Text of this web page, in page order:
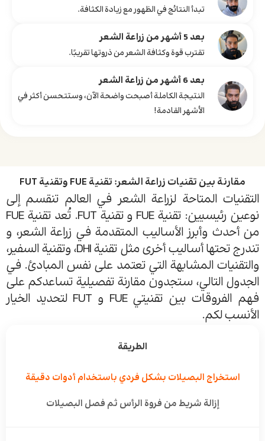
تبدأ النتائج في الظهور مع زيادة الكثافة.
بعد 5 أشهر من زراعة الشعر
تقترب قوة وكثافة الشعر من ذروتها تقريبًا.
بعد 6 أشهر من زراعة الشعر
النتيجة الكاملة أصبحت واضحة الآن، وستتحسن أكثر في
الأشهر القادمة!
مقارنة بين تقنيات زراعة الشعر: تقنية FUE وتقنية FUT
التقنيات المتاحة لزراعة الشعر في العالم تنقسم إلى
نوعين رئيسيين: تقنية FUE و تقنية FUT. تُعد تقنية FUE
من أحدث وأبرز الأساليب المتقدمة في زراعة الشعر، و
تندرج تحتها أساليب أخرى مثل تقنية DHI، وتقنية السفير،
والتقنيات المشابهة التي تعتمد على نفس المبادئ. في
الجدول التالي، ستجدون مقارنة تفصيلية تساعدكم على
فهم الفروقات بين تقنيتي FUE و FUT لتحديد الخيار
الأنسب لكم.
استخراج البصيلات بشكل فردي باستخدام أدوات دقيقة
الطريقة
إزالة شريط من فروة الرأس ثم فصل البصيلات